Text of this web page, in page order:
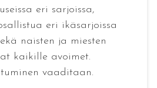
eri sarjoissa,
eri ikäsarjoissa
naisten ja miesten
kaikille avoimet.
vaaditaan.